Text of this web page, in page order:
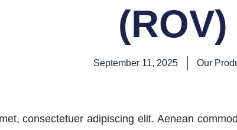
(ROV)
September 11, 2025 Our
consectetuer adipiscing elit. Aenean